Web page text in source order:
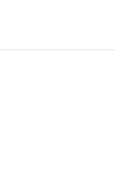
liuskekivi (selected)